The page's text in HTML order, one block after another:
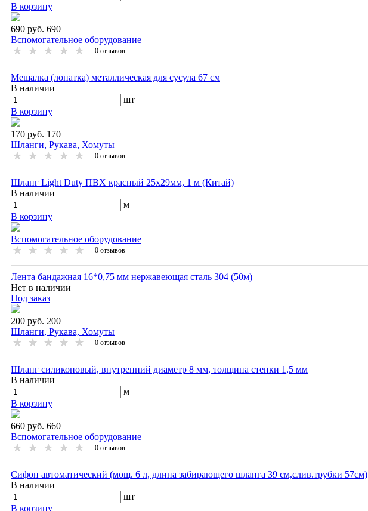
В корзину
690 руб. 690
Вспомогательное оборудование
0 отзывов
Мешалка (лопатка) металлическая для сусула 67 см
В наличии
шт
В корзину
170 руб. 170
Шланги, Рукава, Хомуты
0 отзывов
Шланг Light Duty ПВХ красный 25х29мм, 1 м (Китай)
В наличии
м
В корзину
Вспомогательное оборудование
0 отзывов
Лента бандажная 16*0,75 мм нержавеющая сталь 304 (50м)
Нет в наличии
Под заказ
200 руб. 200
Шланги, Рукава, Хомуты
0 отзывов
Шланг силиконовый, внутренний диаметр 8 мм, толщина стенки 1,5 мм
В наличии
м
В корзину
660 руб. 660
Вспомогательное оборудование
0 отзывов
Сифон автоматический (мощ. 6 л, длина забирающего шланга 39 см,слив.трубки 57см)
В наличии
шт
В корзину